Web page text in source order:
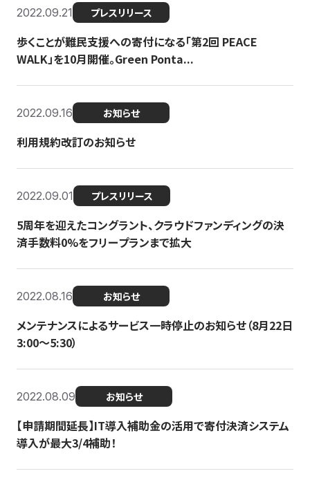
2022.09.21 プレスリリース
歩くことが難民支援への寄付になる「第2回 PEACE
WALK」を10月開催。Green Ponta...
2022.09.16 お知らせ
利用規約改訂のお知らせ
2022.09.01 プレスリリース
5周年を迎えたコングラント、クラウドファンディングの決
済手数料0%をフリープランまで拡大
2022.08.16 お知らせ
メンテナンスによるサービス一時停止のお知らせ（8月22日
3:00〜5:30）
2022.08.09 お知らせ
【申請期間延長】IT導入補助金の活用で寄付決済システム
導入が最大3/4補助！